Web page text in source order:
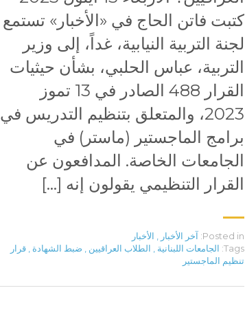
كتبت فاتن الحاج في «الأخبار» تستمع
لجنة التربية النيابية، غداً، إلى وزير
التربية، عباس الحلبي، بشأن حيثيات
القرار 488 الصادر في 13 تموز
2023، والمتعلق بتنظيم التدريس في
برامج الماجستير (ماستر) في
الجامعات الخاصة. المدافعون عن
القرار التنظيمي يقولون إنه […]
Posted in: آخر الأخبار
الأخبار
Tags: الجامعات اللبنانية الطلاب العراقيين ضبط الشهادة
قرار
تنظيم الماجستير